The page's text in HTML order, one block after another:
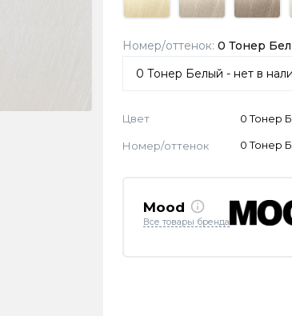
Номер/оттенок: 0 Тонер
Цвет 0 Тонер
Номер/оттенок 0 Тонер
Mood
Все товары бренда